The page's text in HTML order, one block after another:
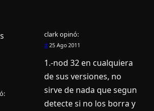
clarkopinó:
#25 Ago 2011
1.-nod 32 en cualquiera
de sus versiones, no
sirve de nada que segun
detecte si no los borra y